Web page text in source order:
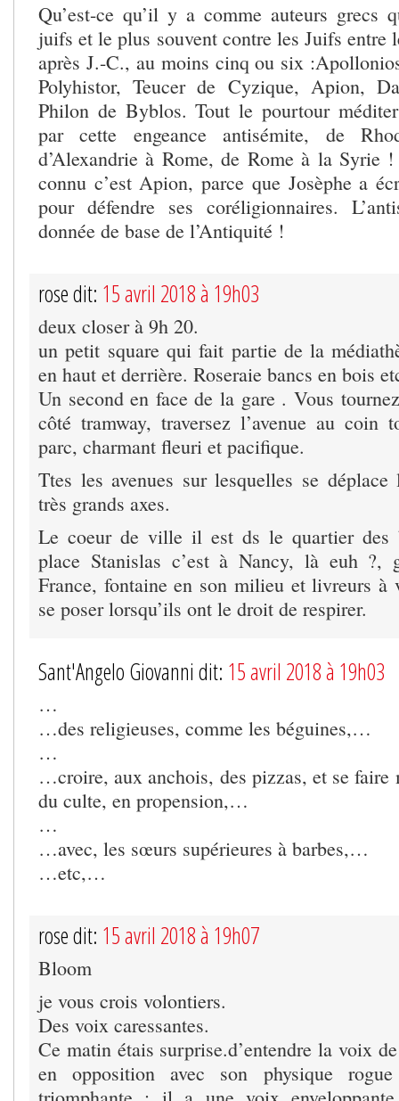
Qu’est-ce qu’il y a comme auteurs grecs
juifs et le plus souvent contre les Juifs entre
après J.-C., au moins cinq ou six
Polyhistor, Teucer de Cyzique, Apion,
Philon de Byblos. Tout le pourtour
par cette engeance antisémite, de
d’Alexandrie à Rome, de Rome à la Syrie
connu c’est Apion, parce que Josèphe a
pour défendre ses coréligionnaires.
donnée de base de l’Antiquité !
rose dit: 15 avril 2018 à 19h03
deux closer à 9h 20.
un petit square qui fait partie de la
en haut et derrière. Roseraie bancs en bois
Un second en face de la gare . Vous
côté tramway, traversez l’avenue au coin
parc, charmant fleuri et pacifique.
Ttes les avenues sur lesquelles se
très grands axes.
Le coeur de ville il est ds le quartier des
place Stanislas c’est à Nancy, là euh ?,
France, fontaine en son milieu et livreurs à
se poser lorsqu’ils ont le droit de respirer.
Sant'Angelo Giovanni dit: 15 avril 2018 à 19h03
…
…des religieuses, comme les béguines,…
…
…croire, aux anchois, des pizzas, et se faire
du culte, en propension,…
…
…avec, les sœurs supérieures à barbes,…
…etc,…
rose dit: 15 avril 2018 à 19h07
Bloom
je vous crois volontiers.
Des voix caressantes.
Ce matin étais surprise.d’entendre la voix
en opposition avec son physique